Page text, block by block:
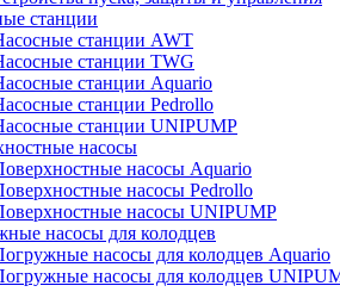
станции
станции AWT
станции TWG
станции Aquario
станции Pedrollo
станции UNIPUMP
насосы
насосы Aquario
насосы Pedrollo
насосы UNIPUMP
насосы для колодцев
насосы для колодцев Aquario
насосы для колодцев